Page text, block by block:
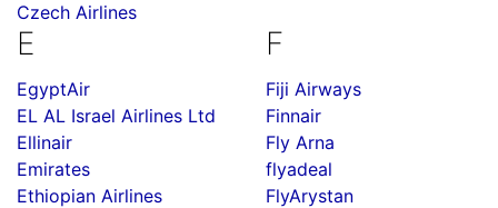
Czech Airlines
E
EgyptAir
EL AL Israel Airlines Ltd
Ellinair
Emirates
Ethiopian Airlines
F
Fiji Airways
Finnair
Fly Arna
flyadeal
FlyArystan